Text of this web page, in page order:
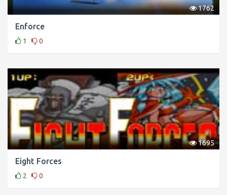
1762
Enforce
1 0
1695
Eight Forces
2 0